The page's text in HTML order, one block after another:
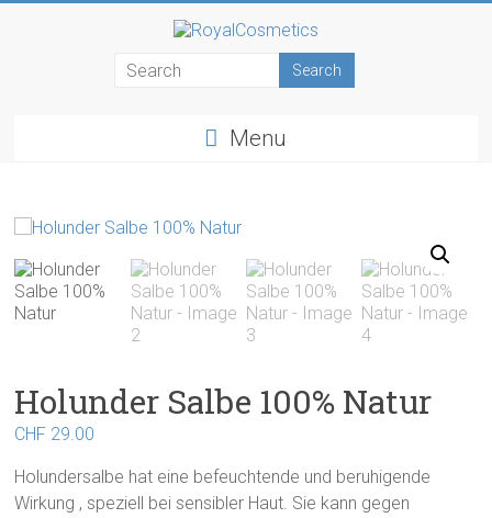
RoyalCosmetics
Menu
Holunder Salbe 100% Natur
CHF 29.00
Holundersalbe hat eine befeuchtende und beruhigende
Wirkung , speziell bei sensibler Haut. Sie kann gegen